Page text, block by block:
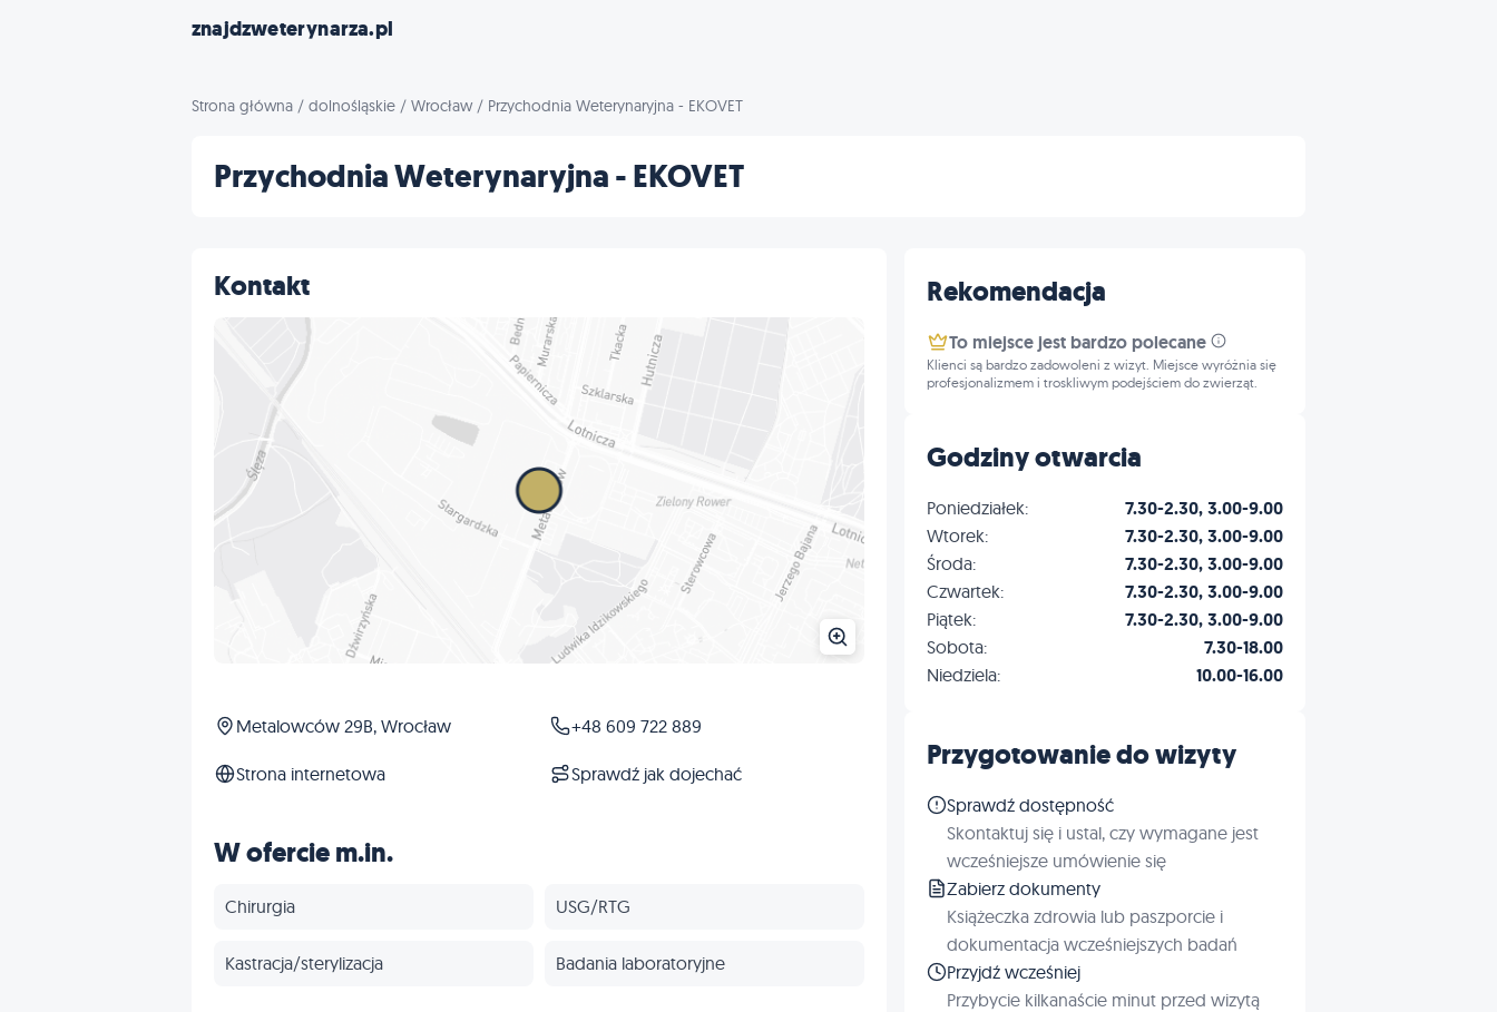
znajdzweterynarza.pl
Strona główna / dolnośląskie / Wrocław/ Przychodnia Weterynaryjna - EKOVET
Przychodnia Weterynaryjna - EKOVET
Kontakt
Metalowców 29B, Wrocław +48 609 722 889
Strona internetowa Sprawdź jak dojechać
W ofercie m.in.
Chirurgia USG/RTG
Kastracja/sterylizacja Badania laboratoryjne
Rekomendacja
To miejsce jest bardzo polecane
Klienci są bardzo zadowoleni z wizyt. Miejsce wyróżnia się
profesjonalizmem i troskliwym podejściem do zwierząt.
Godziny otwarcia
Poniedziałek: 7.30-2.30, 3.00-9.00
Wtorek: 7.30-2.30, 3.00-9.00
Środa: 7.30-2.30, 3.00-9.00
Czwartek: 7.30-2.30, 3.00-9.00
Piątek: 7.30-2.30, 3.00-9.00
Sobota: 7.30-18.00
Niedziela: 10.00-16.00
Przygotowanie do wizyty
Sprawdź dostępność
Skontaktuj się i ustal, czy wymagane jest
wcześniejsze umówienie się
Zabierz dokumenty
Książeczka zdrowia lub paszporcie i
dokumentacja wcześniejszych badań
Przyjdź wcześniej
Przybycie kilkanaście minut przed wizytą